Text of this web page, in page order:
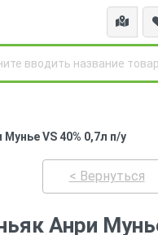
Мунье VS 40% 0,7л п/у
< Вернуться
Анри